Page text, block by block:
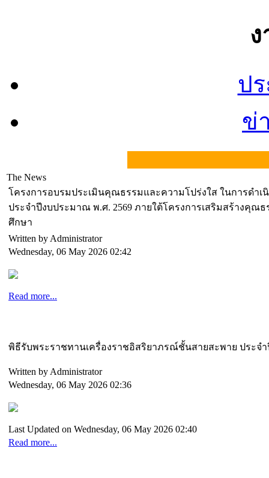
ป
ข่
The News
โครงการอบรมประเมินคุณธรรมและความโปร่งใส ในการดำเ
ประจำปีงบประมาณ พ.ศ. 2569 ภายใต้โครงการเสริมสร้างคุณ
ศึกษา
Written by Administrator
Wednesday, 06 May 2026 02:42
Read more...
พิธีรับพระราชทานเครื่องราชอิสริยาภรณ์ชั้นสายสะพาย ประจำ
Written by Administrator
Wednesday, 06 May 2026 02:36
Last Updated on Wednesday, 06 May 2026 02:40
Read more...